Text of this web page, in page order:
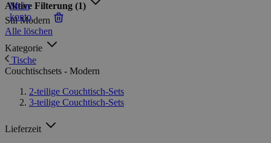
Mein
konto
Aktive Filterung (1)
Stil Modern
Alle löschen
Kategorie
Tische
Couchtischsets - Modern
2-teilige Couchtisch-Sets
3-teilige Couchtisch-Sets
Lieferzeit